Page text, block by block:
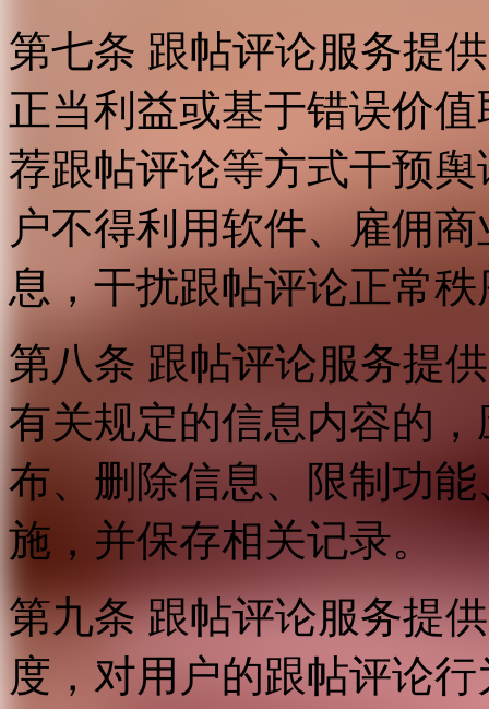
第七条 跟帖评论服务提
正当利益或基于错误价
荐跟帖评论等方式干预
户不得利用软件、雇佣
息，干扰跟帖评论正常
第八条 跟帖评论服务提
有关规定的信息内容的
布、删除信息、限制功
施，并保存相关记录。
第九条 跟帖评论服务提
度，对用户的跟帖评论